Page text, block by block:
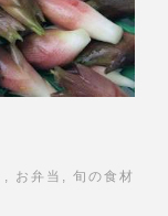
お弁当 旬の食材